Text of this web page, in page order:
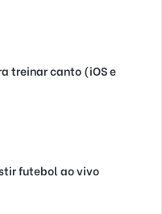
treinar canto (iOS e
futebol ao vivo